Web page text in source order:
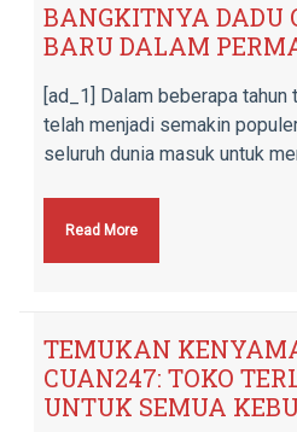
BANGKITNYA DADU
BARU DALAM
[ad_1] Dalam beberapa tahun
telah menjadi semakin
seluruh dunia masuk untuk
Read More
TEMUKAN
CUAN247: TOKO
UNTUK SEMUA